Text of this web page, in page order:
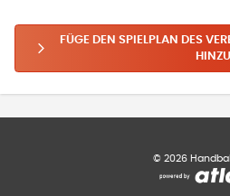
FÜGE DEN SPIELPLAN DES
HINZU
© 2026